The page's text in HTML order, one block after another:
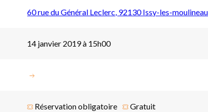
60 rue du Général Leclerc, 92130 Issy-les-
14 janvier 2019 à 15h00
Réservation obligatoire Gratuit